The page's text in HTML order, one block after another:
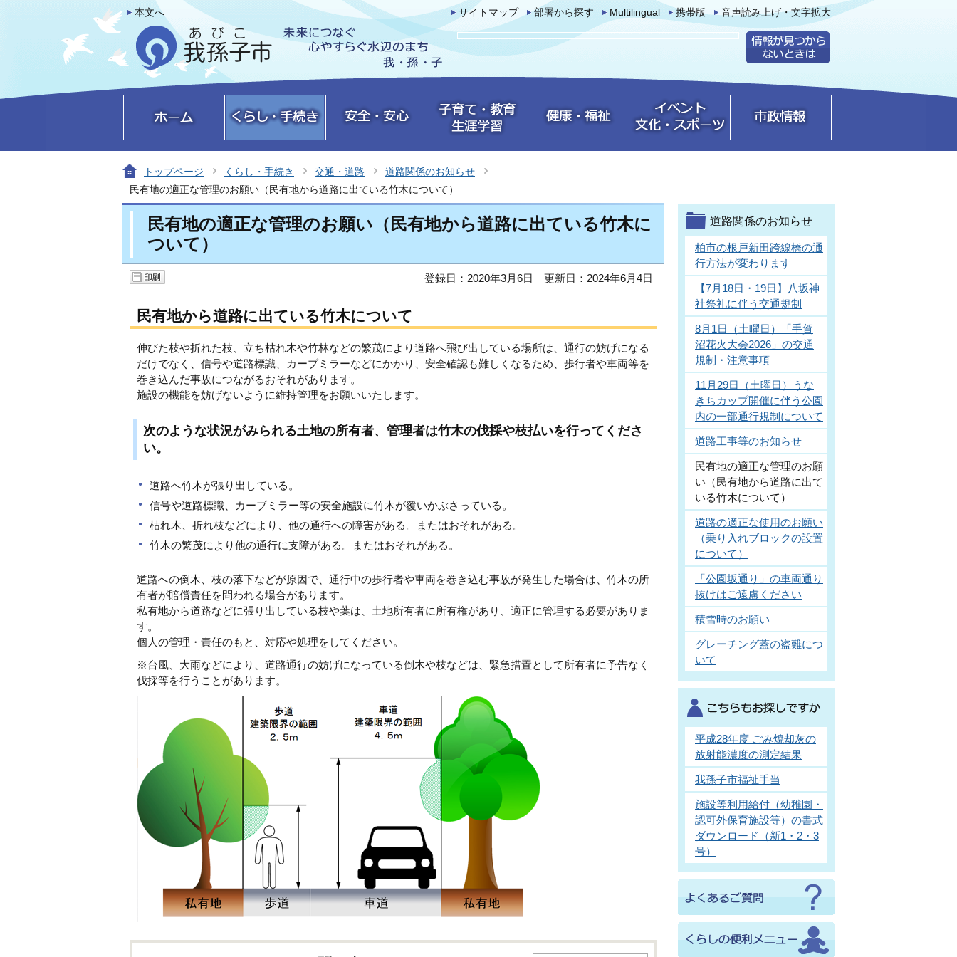
本文へ サイトマップ 部署から探す Multilingual 携帯版 音声読み上げ・文字拡大
トップページ くらし・手続き 交通・道路
道路関係のお知らせ
民有地の適正な管理のお願い（民有地から道路に出ている竹木について）
民有地の適正な管理のお願い（民有地から道路に出ている竹木に
ついて）
登録日：2020年3月6日 更新日：2024年6月4日
民有地から道路に出ている竹木について
伸びた枝や折れた枝、立ち枯れ木や竹林などの繁茂により道路へ飛び出している場所は、通行の妨げになる
だけでなく、信号や道路標識、カーブミラーなどにかかり、安全確認も難しくなるため、歩行者や車両等を
巻き込んだ事故につながるおそれがあります。
施設の機能を妨げないように維持管理をお願いいたします。
次のような状況がみられる土地の所有者、管理者は竹木の伐採や枝払いを行ってくださ
い。
道路へ竹木が張り出している。
信号や道路標識、カーブミラー等の安全施設に竹木が覆いかぶさっている。
枯れ木、折れ枝などにより、他の通行への障害がある。またはおそれがある。
竹木の繁茂により他の通行に支障がある。またはおそれがある。
道路への倒木、枝の落下などが原因で、通行中の歩行者や車両を巻き込む事故が発生した場合は、竹木の所
有者が賠償責任を問われる場合があります。
私有地から道路などに張り出している枝や葉は、土地所有者に所有権があり、適正に管理する必要がありま
す。
個人の管理・責任のもと、対応や処理をしてください。
※台風、大雨などにより、道路通行の妨げになっている倒木や枝などは、緊急措置として所有者に予告なく
伐採等を行うことがあります。
道路関係のお知らせ
柏市の根戸新田跨線橋の通
行方法が変わります
【7月18日・19日】八坂神
社祭礼に伴う交通規制
8月1日（土曜日）「手賀
沼花火大会2026」の交通
規制・注意事項
11月29日（土曜日）うな
きちカップ開催に伴う公園
内の一部通行規制について
道路工事等のお知らせ
民有地の適正な管理のお願
い（民有地から道路に出て
いる竹木について）
道路の適正な使用のお願い
（乗り入れブロックの設置
について）
「公園坂通り」の車両通り
抜けはご遠慮ください
積雪時のお願い
グレーチング蓋の盗難につ
いて
平成28年度 ごみ焼却灰の
放射能濃度の測定結果
我孫子市福祉手当
施設等利用給付（幼稚園・
認可外保育施設等）の書式
ダウンロード（新1・2・3
号）